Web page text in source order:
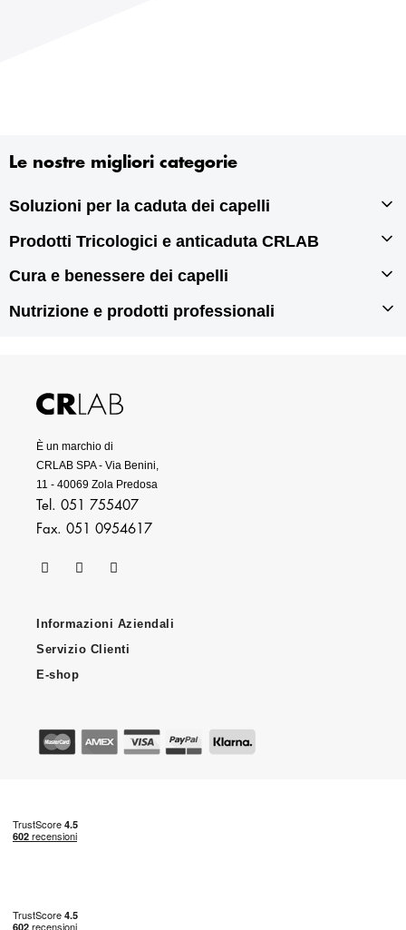
Le nostre migliori categorie
Soluzioni per la caduta dei capelli
Infoltimento capelli
Prodotti Tricologici e anticaduta CRLAB
Prodotti tricologici
Cura e benessere dei capelli
Prodotti per doppie punte
Nutrizione e prodotti professionali
Prodotti professionali per capelli
È un marchio di
CRLAB SPA - Via Benini,
11 - 40069 Zola Predosa
Tel. 051 755407
Fax. 051 0954617
Informazioni Aziendali
Servizio Clienti
E-shop